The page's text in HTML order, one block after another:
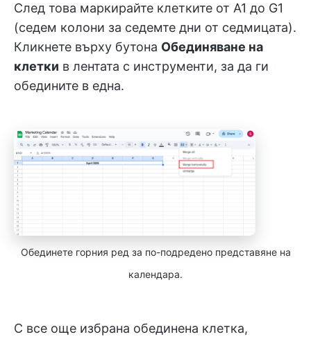
След това маркирайте клетките от A1 до G1
(седем колони за седемте дни от седмицата).
Кликнете върху бутона Обединяване на
клетки в лентата с инструменти, за да ги
обедините в една.
Обединете горния ред за по-подредено представяне на
календара.
С все още избрана обединена клетка,